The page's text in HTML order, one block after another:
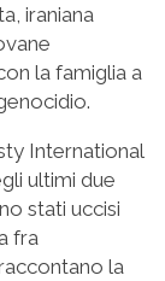
iraniana
la famiglia a
International
ultimi due
stati uccisi
fra
la